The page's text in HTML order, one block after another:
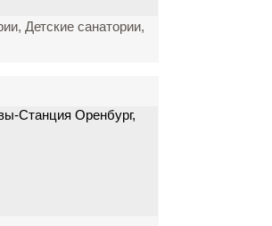
Детские санатории,
Станция Оренбург,